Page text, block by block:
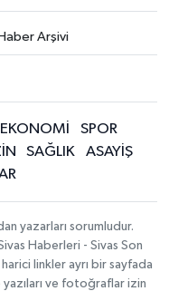
Arşivi
EKONOMİ
SPOR
SAĞLIK
ASAYİŞ
yazarları sorumludur.
Haberleri - Sivas Son
linkler ayrı bir sayfada
yazıları ve fotoğraflar izin